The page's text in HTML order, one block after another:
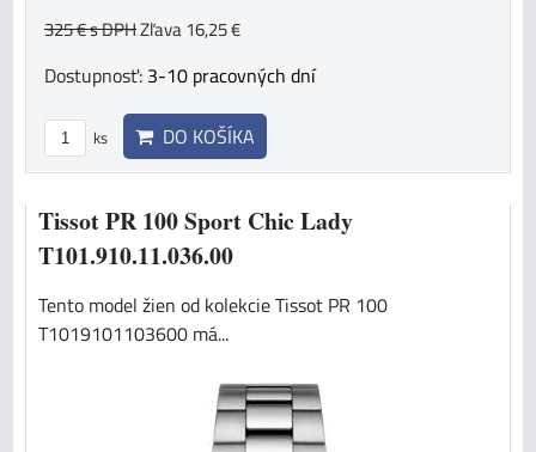
325 €s DPHZľava 16,25 €
Dostupnosť: 3-10 pracovných dní
ks DO KOŠÍKA
Tissot PR 100 Sport Chic Lady
T101.910.11.036.00
Tento model žien od kolekcie Tissot PR 100
T1019101103600 má...